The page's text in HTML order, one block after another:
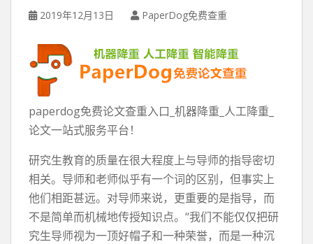
2019年12月13日 PaperDog免费查重
paperdog免费论文查重入口_机器降重_人工降重_
论文一站式服务平台！
研究生教育的质量在很大程度上与导师的指导密切
相关。导师和老师似乎有一个词的区别，但事实上
他们相距甚远。对导师来说，更重要的是指导，而
不是简单而机械地传授知识点。“我们不能仅仅把研
究生导师视为一顶好帽子和一种荣誉，而是一种沉